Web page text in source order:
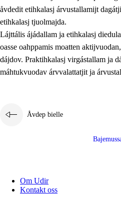
åvdedit etihkalasj árvustallamijt
etihkalasj tjuolmajda.
Lájttális ájádallam ja etihkalasj
oasse oahppamis moatten
dájdov. Praktihkalasj virgástallam ja
máhtukvuodav árvvalattatjit ja
Åvdep bielle
Om Udir
Kontakt oss